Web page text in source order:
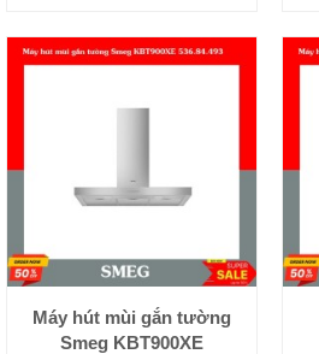
Máy hút mùi gắn tường
Smeg KBT900XE